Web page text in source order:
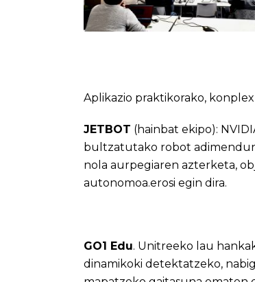
Aplikazio praktikorako,
JETBOT (hainbat ekipo):
bultzatutako robot
nola aurpegiaren azterketa,
autonomoa.erosi egin dira.
GO1 Edu. Unitreeko lau
dinamikoki detektatzeko,